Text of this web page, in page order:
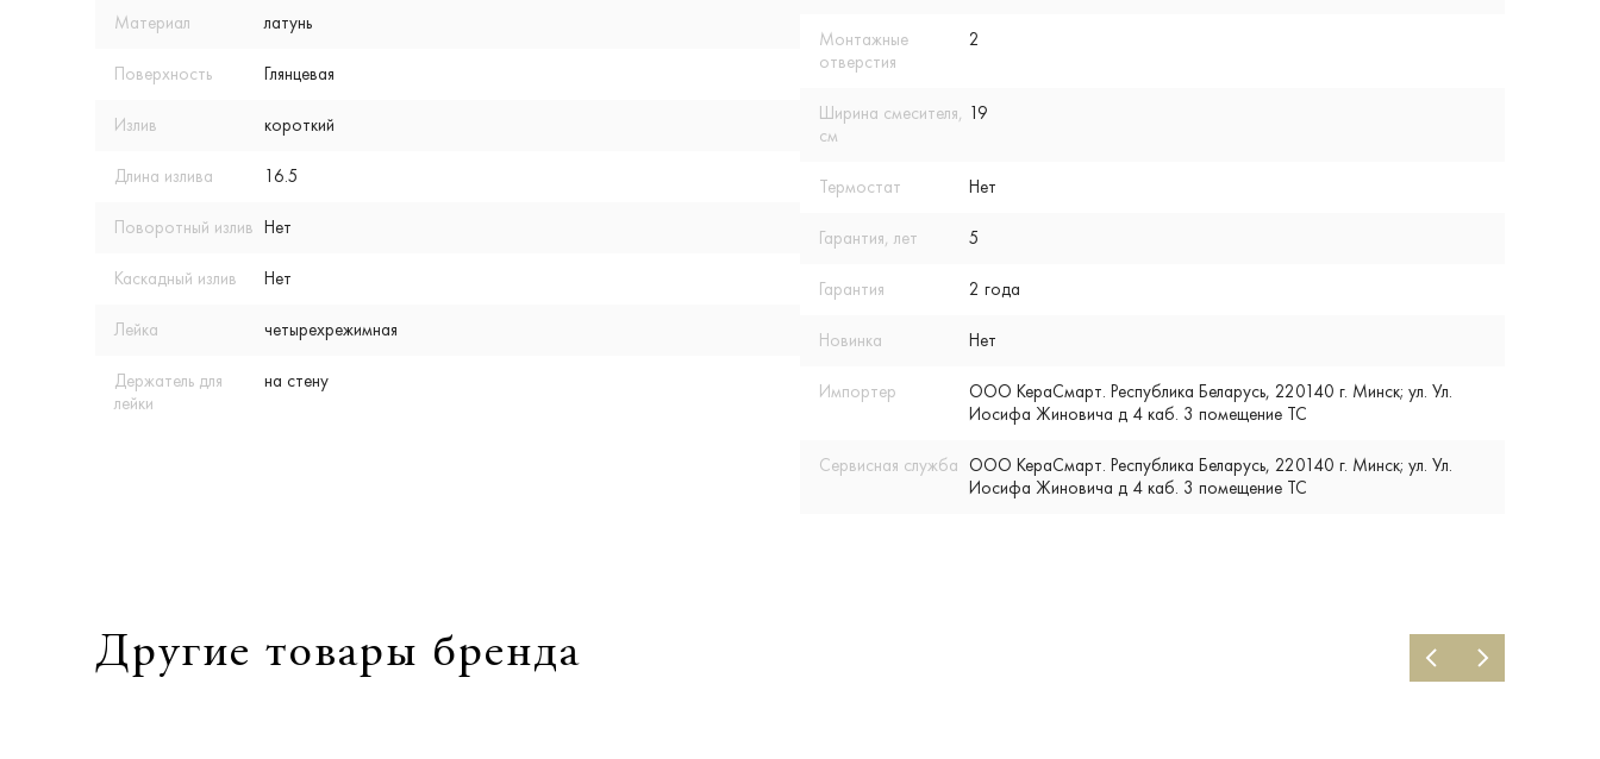
Материал латунь
Поверхность Глянцевая
Излив короткий
Длина излива 16.5
Поворотный излив Нет
Каскадный излив Нет
Лейка четырехрежимная
Держатель для
лейки
на стену
Монтажные
отверстия
2
Ширина смесителя,
см
19
Термостат Нет
Гарантия, лет 5
Гарантия 2 года
Новинка Нет
Импортер
ООО КераСмарт. Республика Беларусь, 220140 г. Минск; ул. Ул.
Иосифа Жиновича д 4 каб. 3 помещение ТС
Сервисная служба ООО КераСмарт. Республика Беларусь, 220140 г. Минск; ул. Ул.
Иосифа Жиновича д 4 каб. 3 помещение ТС
Другие товары бренда